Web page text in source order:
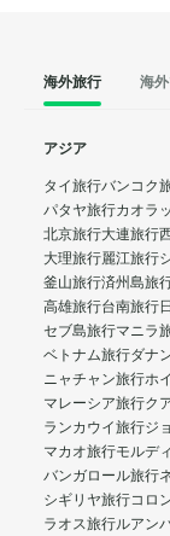
海外旅行 海
アジア
タイ旅行バンコク
パタヤ旅行カオラ
北京旅行大連旅行
大理旅行麗江旅行
釜山旅行済州島旅
高雄旅行台南旅行
セブ島旅行マニラ
ベトナム旅行ダナ
ニャチャン旅行ホ
マレーシア旅行ク
ランカウイ旅行ジ
マカオ旅行モルデ
バンガロール旅行
シギリヤ旅行コロ
ラオス旅行ルアン